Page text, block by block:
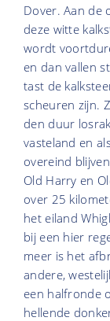
Dover. Aan de
deze witte
wordt
en dan vallen
tast de
scheuren zijn.
den duur
vasteland en
overeind
Old Harry en
over 25
het eiland
bij een hier
meer is het
andere,
een halfronde
hellende